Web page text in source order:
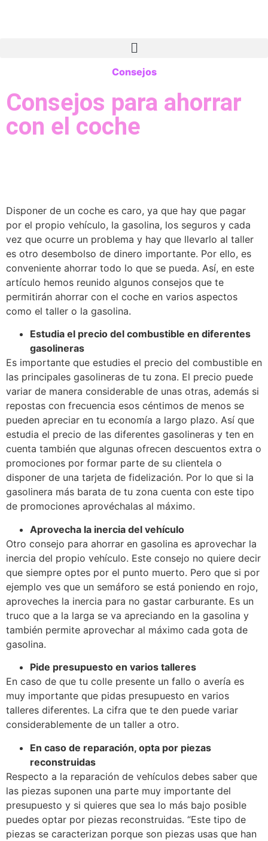
Consejos
Consejos para ahorrar
con el coche
Disponer de un coche es caro, ya que hay que pagar
por el propio vehículo, la gasolina, los seguros y cada
vez que ocurre un problema y hay que llevarlo al taller
es otro desembolso de dinero importante. Por ello, es
conveniente ahorrar todo lo que se pueda. Así, en este
artículo hemos reunido algunos consejos que te
permitirán ahorrar con el coche en varios aspectos
como el taller o la gasolina.
Estudia el precio del combustible en diferentes
gasolineras
Es importante que estudies el precio del combustible en
las principales gasolineras de tu zona. El precio puede
variar de manera considerable de unas otras, además si
repostas con frecuencia esos céntimos de menos se
pueden apreciar en tu economía a largo plazo. Así que
estudia el precio de las diferentes gasolineras y ten en
cuenta también que algunas ofrecen descuentos extra o
promociones por formar parte de su clientela o
disponer de una tarjeta de fidelización. Por lo que si la
gasolinera más barata de tu zona cuenta con este tipo
de promociones aprovéchalas al máximo.
Aprovecha la inercia del vehículo
Otro consejo para ahorrar en gasolina es aprovechar la
inercia del propio vehículo. Este consejo no quiere decir
que siempre optes por el punto muerto. Pero que si por
ejemplo ves que un semáforo se está poniendo en rojo,
aproveches la inercia para no gastar carburante. Es un
truco que a la larga se va apreciando en la gasolina y
también permite aprovechar al máximo cada gota de
gasolina.
Pide presupuesto en varios talleres
En caso de que tu colle presente un fallo o avería es
muy importante que pidas presupuesto en varios
talleres diferentes. La cifra que te den puede variar
considerablemente de un taller a otro.
En caso de reparación, opta por piezas
reconstruidas
Respecto a la reparación de vehículos debes saber que
las piezas suponen una parte muy importante del
presupuesto y si quieres que sea lo más bajo posible
puedes optar por piezas reconstruidas. “Este tipo de
piezas se caracterizan porque son piezas usas que han